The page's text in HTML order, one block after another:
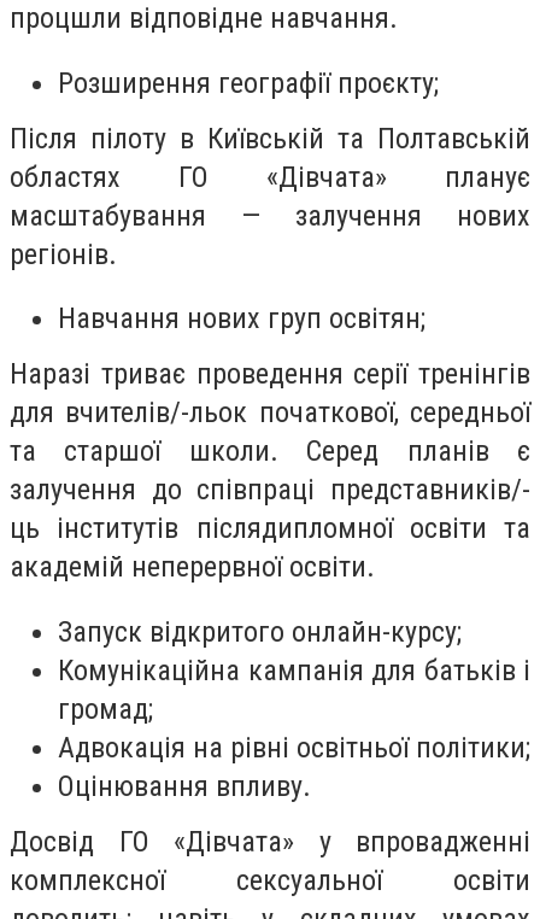
процшли відповідне навчання.
Розширення географії проєкту;
Після пілоту в Київській та Полтавській
областях ГО «Дівчата» планує
масштабування — залучення нових
регіонів.
Навчання нових груп освітян;
Наразі триває проведення серії тренінгів
для вчителів/-льок початкової, середньої
та старшої школи. Серед планів є
залучення до співпраці представників/-
ць інститутів післядипломної освіти та
академій неперервної освіти.
Запуск відкритого онлайн-курсу;
Комунікаційна кампанія для батьків і
громад;
Адвокація на рівні освітньої політики;
Оцінювання впливу.
Досвід ГО «Дівчата» у впровадженні
комплексної сексуальної освіти